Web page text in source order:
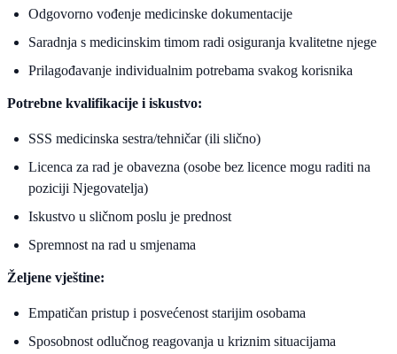
Odgovorno vođenje medicinske dokumentacije
Saradnja s medicinskim timom radi osiguranja kvalitetne njege
Prilagođavanje individualnim potrebama svakog korisnika
Potrebne kvalifikacije i iskustvo:
SSS medicinska sestra/tehničar (ili slično)
Licenca za rad je obavezna (osobe bez licence mogu raditi na
poziciji Njegovatelja)
Iskustvo u sličnom poslu je prednost
Spremnost na rad u smjenama
Željene vještine:
Empatičan pristup i posvećenost starijim osobama
Sposobnost odlučnog reagovanja u kriznim situacijama